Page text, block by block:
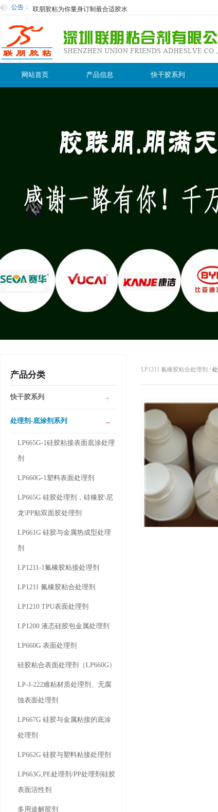
公告： 联朋胶粘为你量身订制最合适胶水
快干胶有时白化原因及防止措施：
使用胶粘剂在粘接过程中的注意事项
用过后的胶水怎么保存才不会在保质期内变干变质？
网站首页 产品信息 快干胶系列
产品分类
快干胶系列
处理剂-底涂剂系列
LP665G-1硅胶粘接表面底涂处理
剂
LP660G-1塑料表面处理剂
LP665G 硅胶处理剂，硅橡胶\尼
龙\PP贴双面胶处理剂
LP661G 硅胶与金属热成型处理
剂
LP1211-1氟橡胶粘接处理剂
LP1211 氟橡胶粘合处理剂
LP1210 TPU表面处理剂
LP1200 液态硅胶包金属处理剂
LP660G 表面处理剂
硅胶粘合表面处理剂（LP660G）
LP-J-222难粘材质处理剂、无腐
蚀表面处理剂
LP667G 硅胶与金属粘接的底涂
处理剂
LP662G 硅胶与塑料粘接处理剂
LP663G,PE处理剂/PP处理剂硅胶
表面活性剂
多用途解胶剂
LP1211 氟橡胶粘合处理剂 /